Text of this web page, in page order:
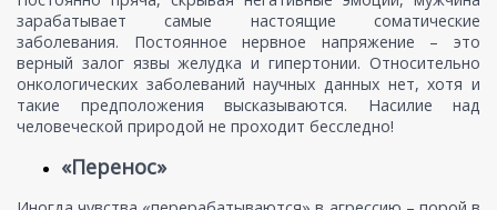
зарабатывает самые настоящие соматические
заболевания. Постоянное нервное напряжение – это
верный залог язвы желудка и гипертонии. Относительно
онкологических заболеваний научных данных нет, хотя и
такие предположения высказываются. Насилие над
человеческой природой не проходит бесследно!
«Перенос»